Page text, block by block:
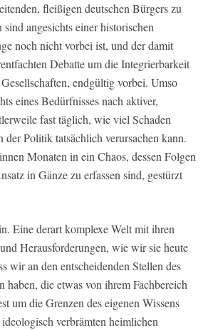
fleißigen deutschen Bürgers zu
angesichts einer historischen
noch nicht vorbei ist, und der damit
Debatte um die Integrierbarkeit
endgültig vorbei. Umso
eines Bedürfnisses nach aktiver,
fast täglich, wie viel Schaden
der Politik tatsächlich verursachen kann.
Monaten in ein Chaos, dessen Folgen
in Gänze zu erfassen sind, gestürzt
Eine derart komplexe Welt mit ihren
Herausforderungen, wie wir sie heute
wir an den entscheidenden Stellen des
haben, die etwas von ihrem Fachbereich
um die Grenzen des eigenen Wissens
verbrämten heimlichen